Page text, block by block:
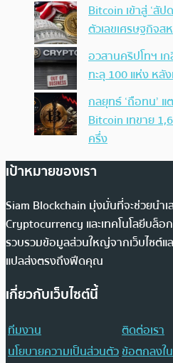
Bitcoin เข้าสู่ ‘สัป
ตัวเลขเศรษฐกิจส
อวสานคริปโทฯ เ
ทะลุ 100 แห่ง หลั
กลยุทธ์ ‘ถือทน’
Bitcoin เทขาย
ครึ่ง
เป้าหมายของเรา
Siam Blockchain มุ่งมั่นที่จะช่วยนำ
Cryptocurrency และเทคโนโลยีบล็อ
รวบรวมข้อมูลส่วนใหญ่จากเว็บไซต์แ
แปลส่งตรงถึงฟีดคุณ
เกี่ยวกับเว็บไซต์นี้
ทีมงาน
ติดต่อเรา
นโยบายความเป็นส่วนตัวข้อตกลงใ